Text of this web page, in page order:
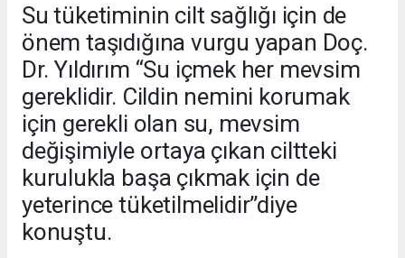
Su tüketiminin cilt sağlığı için de
önem taşıdığına vurgu yapan Doç.
Dr. Yıldırım “Su içmek her mevsim
gereklidir. Cildin nemini korumak
için gerekli olan su, mevsim
değişimiyle ortaya çıkan ciltteki
kurulukla başa çıkmak için de
yeterince tüketilmelidir”diye
konuştu.